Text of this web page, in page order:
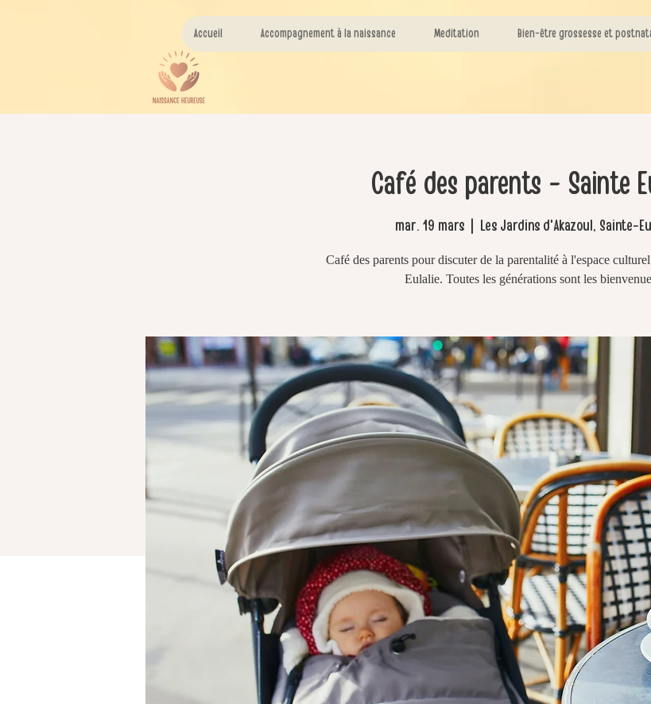
Accueil Accompagnement à la naissance Meditation Bien-être grossesse et
Café des parents - Sainte
mar. 19 mars
  |
Les Jardins d'Akazoul, Sainte-
Café des parents pour discuter de la parentalité à l'espace
Eulalie. Toutes les générations sont les